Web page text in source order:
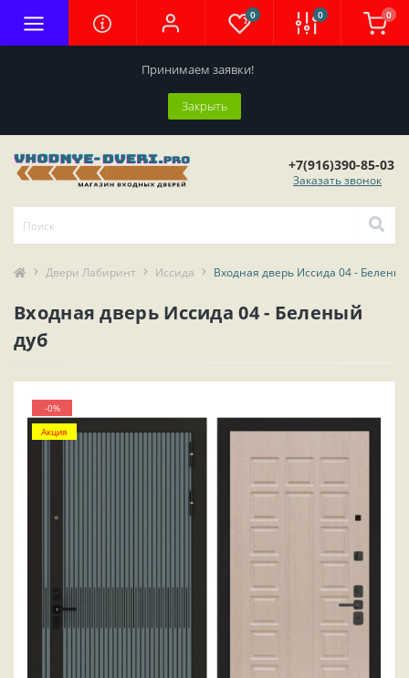
Принимаем заявки!
Закрыть
0 0 0
+7(916)390-85-03
Заказать звонок
Двери Лабиринт Иссида Входная дверь Иссида 04 -
Входная дверь Иссида 04 - Беленый
дуб
-0%
Акция